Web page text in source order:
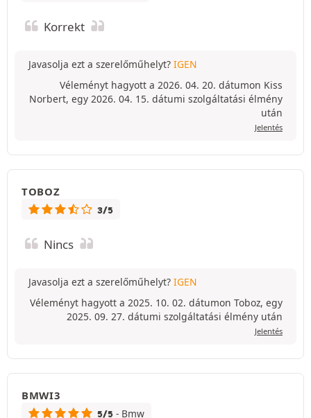
Korrekt
Javasolja ezt a szerelőműhelyt? IGEN
Véleményt hagyott a 2026. 04. 20. dátumon Kiss
Norbert, egy 2026. 04. 15. dátumi szolgáltatási élmény
után
Jelentés
TOBOZ
3/5
Nincs
Javasolja ezt a szerelőműhelyt? IGEN
Véleményt hagyott a 2025. 10. 02. dátumon Toboz, egy
2025. 09. 27. dátumi szolgáltatási élmény után
Jelentés
BMWI3
5/5 - Bmw